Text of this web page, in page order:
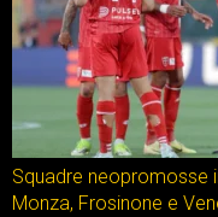
Squadre neopromosse
Monza, Frosinone e